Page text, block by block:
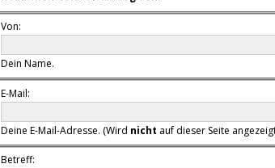
Von:
Dein Name.
E-Mail:
Deine E-Mail-Adresse. (Wird nicht auf dieser Seite
Betreff: